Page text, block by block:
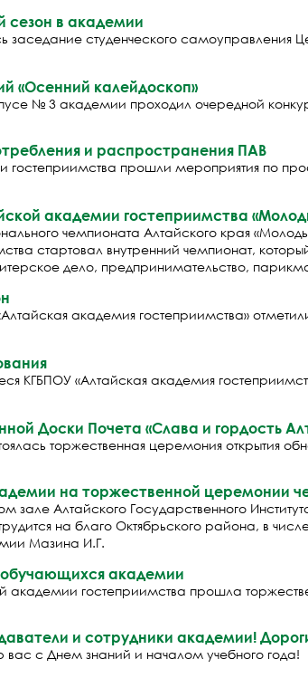
сезон в академии
заседание студенческого
«Осенний калейдоскоп»
№ 3 академии проходил очередной
и распространения ПАВ
гостеприимства прошли мероприятия по
академии гостеприимства
чемпионата Алтайского края
стартовал внутренний чемпионат,
дело, предпринимательство,
академия гостеприимства»
КГБПОУ «Алтайская академия
Доски Почета «Слава и гордость
торжественная церемония открытия
на торжественной церемонии
зале Алтайского Государственного
на благо Октябрьского района, в
Мазина И.Г.
обучающихся академии
академии гостеприимства прошла
и сотрудники академии!
вас с Днем знаний и началом учебного года!